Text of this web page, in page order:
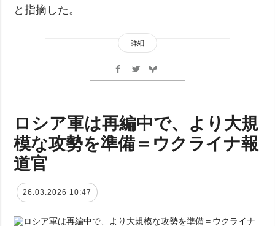
と指摘した。
詳細
ロシア軍は再編中で、より大規
模な攻勢を準備＝ウクライナ報
道官
26.03.2026 10:47